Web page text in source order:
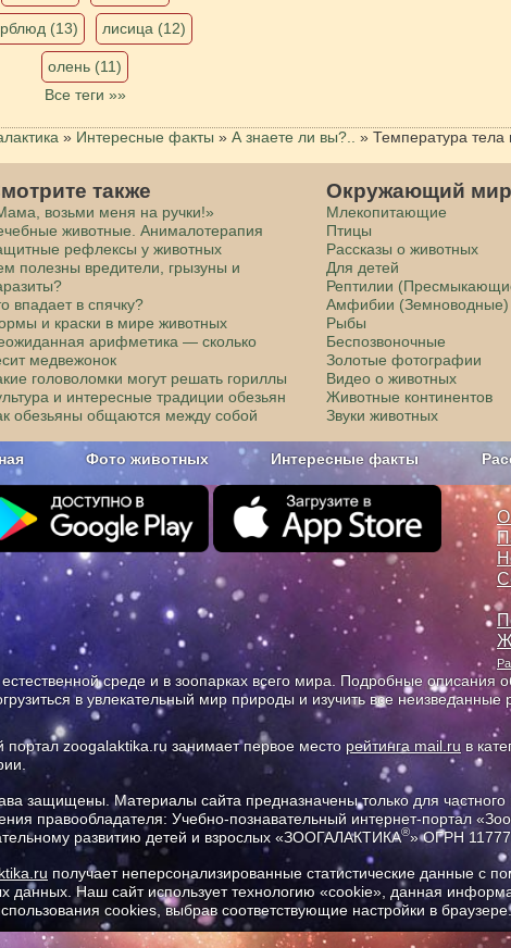
(13) лисица (12)
олень (11)
Все теги »»
» Интересные факты » А знаете ли вы?.. » Температура тела
также
возьми меня на ручки!»
животные. Анималотерапия
рефлексы у животных
полезны вредители, грызуны и
впадает в спячку?
и краски в мире животных
арифметика — сколько
медвежонок
головоломки могут решать гориллы
и интересные традиции обезьян
обезьяны общаются между собой
Окружающий мир
Млекопитающие
Птицы
Рассказы о животных
Для детей
Рептилии
Амфибии (Земноводные)
Рыбы
Беспозвоночные
Золотые фотографии
Видео о животных
Животные континентов
Звуки животных
Фото животных Интересные факты
приложения. Бесплатно и без рекламы
О
среде и в зоопарках всего мира. Подробные
в увлекательный мир природы и изучить все
zoogalaktika.ru занимает первое место рейтинга mail.ru в
защищены. Материалы сайта предназначены только для
правообладателя: Учебно-познавательный интернет-портал
развитию детей и взрослых «ЗООГАЛАКТИКА®» ОГРН
получает неперсонализированные статистические данные с
данных. Наш сайт использует технологию «cookie», данная
cookies, выбрав соответствующие настройки в